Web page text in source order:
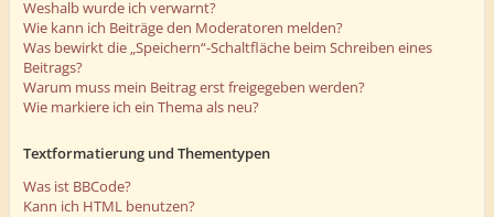
Weshalb wurde ich verwarnt?
Wie kann ich Beiträge den Moderatoren melden?
Was bewirkt die „Speichern“-Schaltfläche beim Schreiben eines
Beitrags?
Warum muss mein Beitrag erst freigegeben werden?
Wie markiere ich ein Thema als neu?
Textformatierung und Thementypen
Was ist BBCode?
Kann ich HTML benutzen?